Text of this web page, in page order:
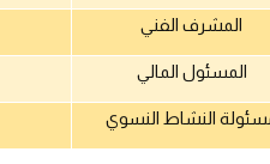
المشرف الفني
المسئول المالي
النشاط النسوي